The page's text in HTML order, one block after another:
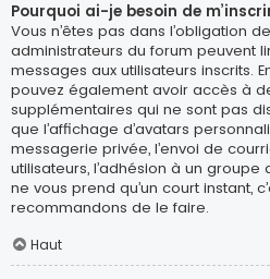
Pourquoi ai-je besoin de
Vous n’êtes pas dans l’obligation
administrateurs du forum peuvent
messages aux utilisateurs inscrits.
pouvez également avoir accès à
supplémentaires qui ne sont pas
que l’affichage d’avatars
messagerie privée, l’envoi de
utilisateurs, l’adhésion à un groupe
ne vous prend qu’un court instant,
recommandons de le faire.
Haut